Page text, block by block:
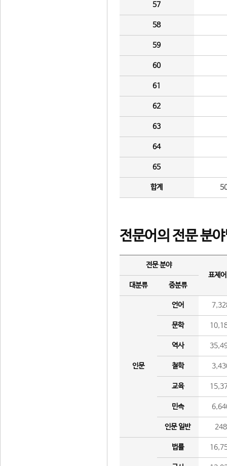
57
58
59
60
61
62
63
64
65
합계
전문어의 전문 분
전문 분야
표제
대분류
중분류
인문
언어
문학
역사
철학
교육
민속
인문 일반 248
법률